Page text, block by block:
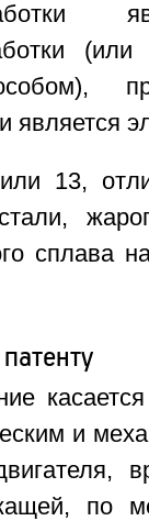
является
13,
сплава
и
по